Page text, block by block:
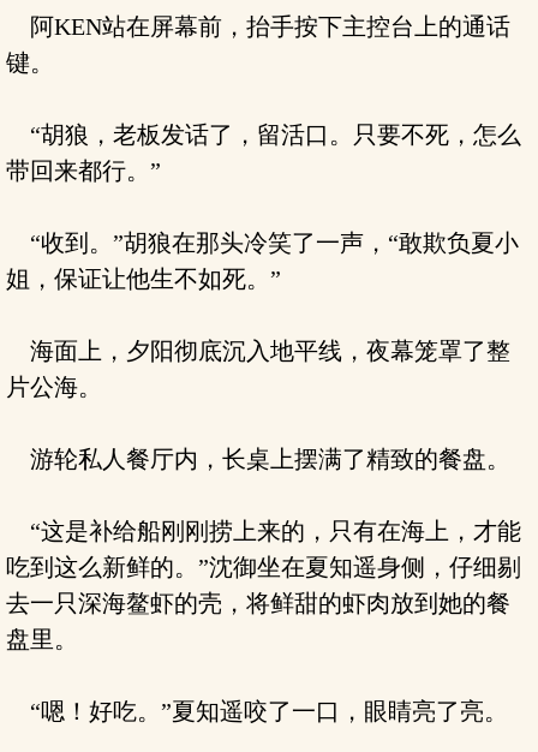
阿KEN站在屏幕前，抬手按下主控台上的通话
键。
“胡狼，老板发话了，留活口。只要不死，怎么
带回来都行。”
“收到。”胡狼在那头冷笑了一声，“敢欺负夏小
姐，保证让他生不如死。”
海面上，夕阳彻底沉入地平线，夜幕笼罩了整
片公海。
游轮私人餐厅内，长桌上摆满了精致的餐盘。
“这是补给船刚刚捞上来的，只有在海上，才能
吃到这么新鲜的。”沈御坐在夏知遥身侧，仔细剔
去一只深海鳌虾的壳，将鲜甜的虾肉放到她的餐
盘里。
“嗯！好吃。”夏知遥咬了一口，眼睛亮了亮。